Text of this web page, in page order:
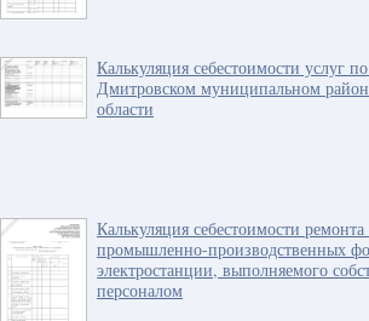
Калькуляция себестоимости услуг
Дмитровском муниципальном
области
Калькуляция себестоимости
промышленно-производственных
электростанции, выполняемого
персоналом